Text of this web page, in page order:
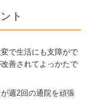
ト
で生活にも支障がで
善されてよっかたで
週2回の通院を頑張